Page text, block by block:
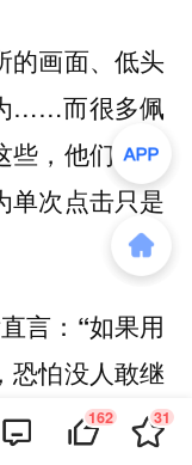
的画面、低头
……而很多佩
，他们以为
单次点击只是
言： “如果用
恐怕没人敢继
162 31